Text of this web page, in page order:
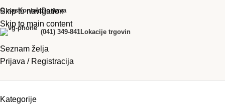
Skip to navigation
Skip to main content
O nasKontaktDostava
(041) 349-841Lokacije trgovin
Seznam želja
Prijava / Registracija
Kategorije